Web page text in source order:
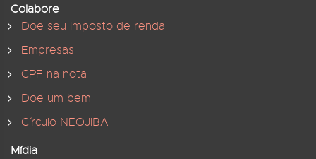
Colabore
Doe seu Imposto de renda
Empresas
CPF na nota
Doe um bem
Círculo NEOJIBA
Mídia